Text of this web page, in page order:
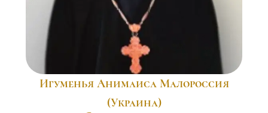
Игуменья Анимаиса Малороссия
(Украина)